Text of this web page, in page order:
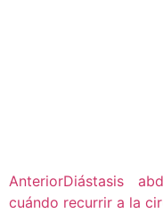
AnteriorDiástasis
cuándo recurrir a la